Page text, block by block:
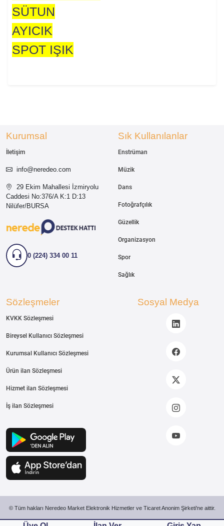
SÜTUN
AYICIK
SPOT IŞIK
Kurumsal
İletişim
info@neredeo.com
29 Ekim Mahallesi İzmiryolu
Caddesi No:376/A K:1 D:13
Nilüfer/BURSA
0 (224) 334 00 11
Sık Kullanılanlar
Enstrüman
Müzik
Dans
Fotoğrafçılık
Güzellik
Organizasyon
Spor
Sağlık
Sözleşmeler
KVKK Sözleşmesi
Bireysel Kullanıcı Sözleşmesi
Kurumsal Kullanıcı Sözleşmesi
Ürün ilan Sözleşmesi
Hizmet ilan Sözleşmesi
İş ilan Sözleşmesi
Sosyal Medya
© Tüm hakları Neredeo Market Elektronik Hizmetler ve Ticaret Anonim Şirketi'ne aittir.